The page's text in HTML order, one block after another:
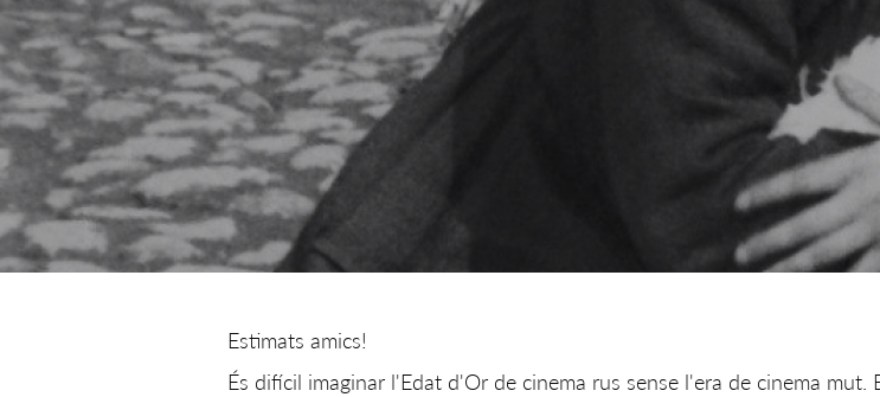
Estimats amics!
És difícil imaginar l'Edat d'Or de cinema rus sense l'era de cinema mut.